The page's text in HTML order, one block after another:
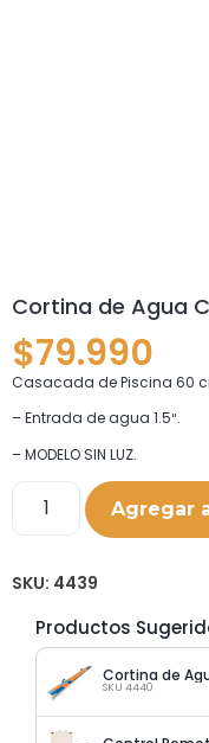
Cortina de Agua
$79.990
Casacada de Piscina 60
– Entrada de agua 1.5″.
– MODELO SIN LUZ.
Agregar
SKU: 4439
Productos
SKU 4440